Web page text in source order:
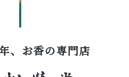
、お香の専門店